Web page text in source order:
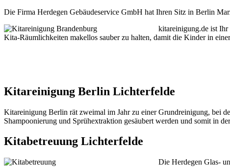
Die Firma Herdegen Gebäudeservice GmbH hat Ihren Sitz in Berlin
kitareinigung.de ist
Kita-Räumlichkeiten makellos sauber zu halten, damit die Kinder in
Kitareinigung Berlin Lichterfelde
Kitareinigung Berlin rät zweimal im Jahr zu einer Grundreinigung, bei
Shampoonierung und Sprühextraktion gesäubert werden und somit in
Kitabetreuung Lichterfelde
Die Herdegen Glas-